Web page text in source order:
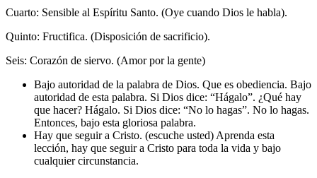
Cuarto: Sensible al Espíritu Santo. (Oye cuando Dios le habla).
Quinto: Fructifica. (Disposición de sacrificio).
Seis: Corazón de siervo. (Amor por la gente)
Bajo autoridad de la palabra de Dios. Que es obediencia. Bajo
autoridad de esta palabra. Si Dios dice: “Hágalo”. ¿Qué hay
que hacer? Hágalo. Si Dios dice: “No lo hagas”. No lo hagas.
Entonces, bajo esta gloriosa palabra.
Hay que seguir a Cristo. (escuche usted) Aprenda esta
lección, hay que seguir a Cristo para toda la vida y bajo
cualquier circunstancia.